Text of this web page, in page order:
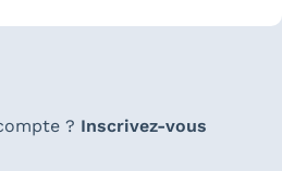
? Inscrivez-vous